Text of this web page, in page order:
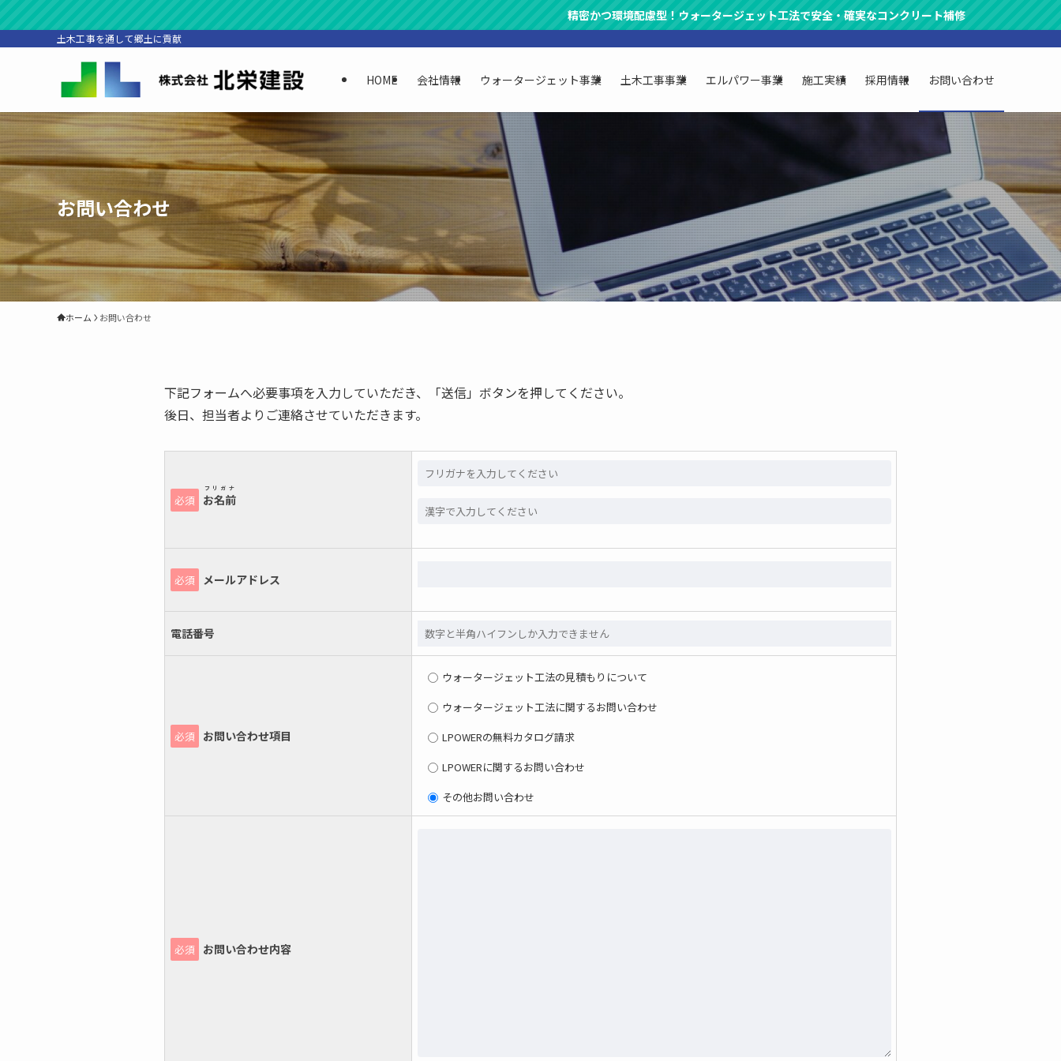
精密かつ環境配慮型！ウォータージェット工法で安全・確実なコンクリート補修
土木工事を通して郷土に貢献
HOME 会社情報 ウォータージェット事業 土木工事事業 エルパワー事業 施工実績 採用情報 お問い合わせ
お問い合わせ
ホーム お問い合わせ
下記フォームへ必要事項を入力していただき、「送信」ボタンを押してください。
後日、担当者よりご連絡させていただきます。
必須 お名前
フリガナ
必須 メールアドレス
電話番号
必須 お問い合わせ項目
ウォータージェット工法の見積もりについて
ウォータージェット工法に関するお問い合わせ
LPOWERの無料カタログ請求
LPOWERに関するお問い合わせ
その他お問い合わせ
必須 お問い合わせ内容